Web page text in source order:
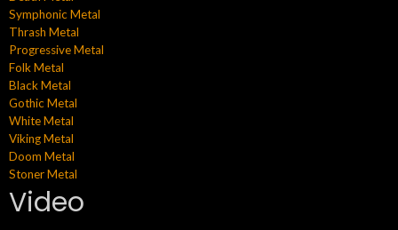
Symphonic Metal
Thrash Metal
Progressive Metal
Folk Metal
Black Metal
Gothic Metal
White Metal
Viking Metal
Doom Metal
Stoner Metal
Video